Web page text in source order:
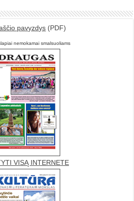
pavyzdys (PDF)
nemokamai smalsuoliams
VISĄ INTERNETE